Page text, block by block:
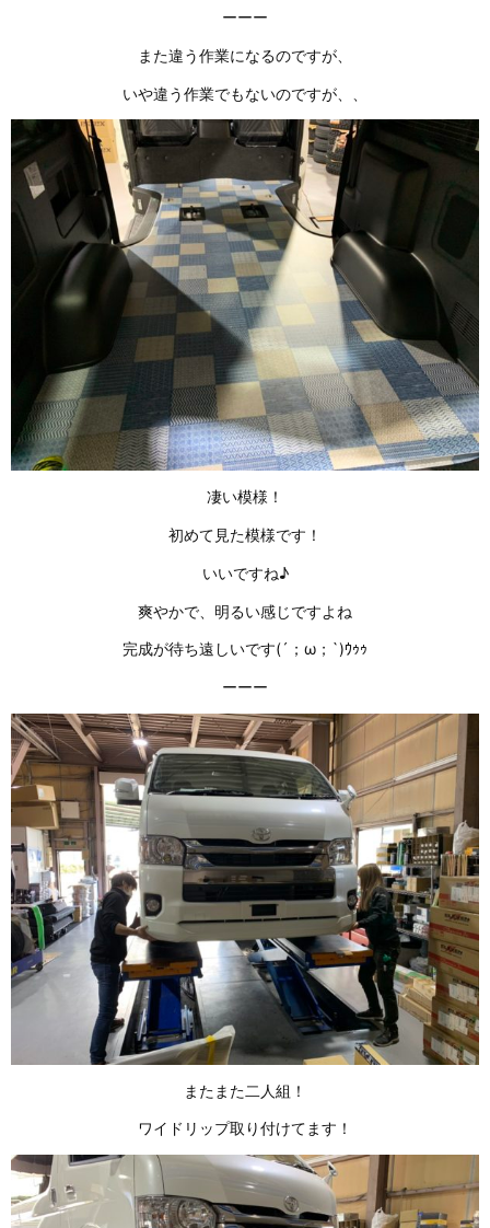
ーーー
また違う作業になるのですが、
いや違う作業でもないのですが、、
凄い模様！
初めて見た模様です！
いいですね♪
爽やかで、明るい感じですよね
完成が待ち遠しいです(´；ω；`)ｳｩｩ
ーーー
またまた二人組！
ワイドリップ取り付けてます！